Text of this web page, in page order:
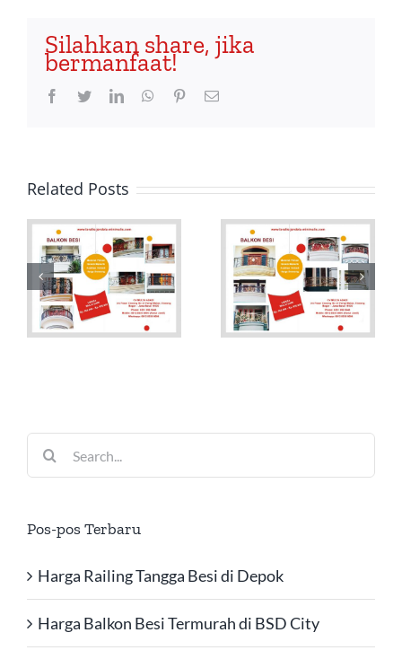
Silahkan share, jika
bermanfaat!
Facebook
TwitterLinkedInWhatsApp
PinterestEmail
Related Posts
Search
for:
Pos-pos Terbaru
Harga Railing Tangga Besi di Depok
Harga Balkon Besi Termurah di BSD City